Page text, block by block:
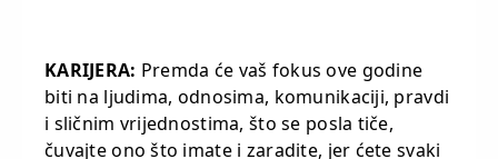
KARIJERA: Premda će vaš fokus ove godine
biti na ljudima, odnosima, komunikaciji, pravdi
i sličnim vrijednostima, što se posla tiče,
čuvajte ono što imate i zaradite, jer ćete svaki